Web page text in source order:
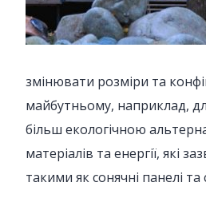
змінювати розміри та
майбутньому, наприклад,
більш екологічною
матеріалів та енергії, які
такими як сонячні панелі